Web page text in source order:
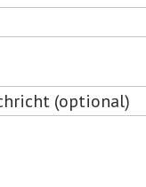
(optional)